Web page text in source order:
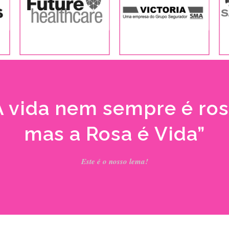
vida nem sempre é
mas a Rosa é Vida”
Este é o nosso lema!